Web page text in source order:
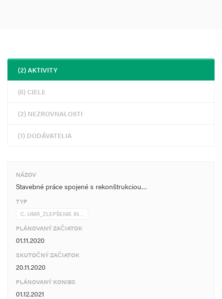
(2) AKTIVITY
(6) CIELE
(2) NEZROVNALOSTI
(1) DODÁVATELIA
NÁZOV
Stavebné práce spojené s rekonštrukciou…
TYP
C. UMR_ZLEPŠENIE IN…
PLÁNOVANÝ ZAČIATOK
01.11.2020
SKUTOČNÝ ZAČIATOK
20.11.2020
PLÁNOVANÝ KONIEC
01.12.2021